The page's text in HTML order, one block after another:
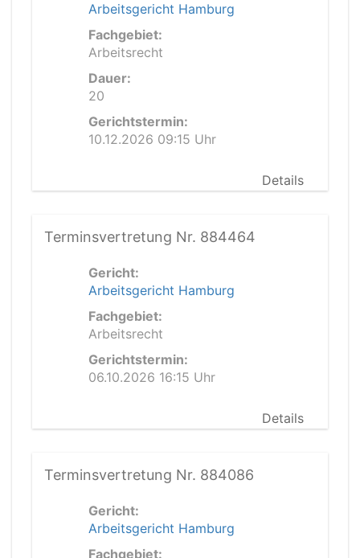
Arbeitsgericht Hamburg
Fachgebiet:
Arbeitsrecht
Dauer:
20
Gerichtstermin:
10.12.2026 09:15 Uhr
Details
Terminsvertretung Nr. 884464
Gericht:
Arbeitsgericht Hamburg
Fachgebiet:
Arbeitsrecht
Gerichtstermin:
06.10.2026 16:15 Uhr
Details
Terminsvertretung Nr. 884086
Gericht:
Arbeitsgericht Hamburg
Fachgebiet: